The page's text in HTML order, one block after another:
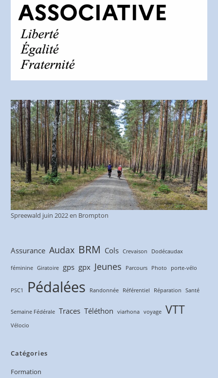
Spreewald juin 2022 en Brompton
Assurance Audax BRM Cols Crevaison Dodécaudax
féminine Giratoire gps gpx Jeunes Parcours Photo porte-vélo
PSC1 Pédalées Randonnée Référentiel Réparation Santé
Semaine Fédérale Traces Téléthon viarhona voyage VTT
Vélocio
Catégories
Formation